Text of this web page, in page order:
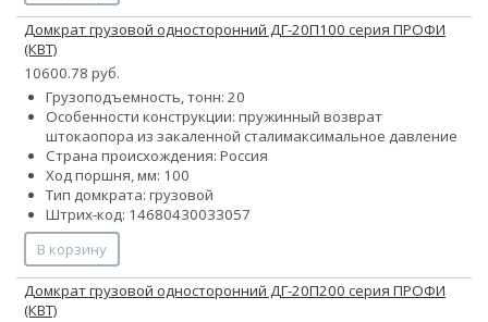
Домкрат грузовой односторонний ДГ-20П100 серия ПРОФИ
(КВТ)
10600.78 руб.
Грузоподъемность, тонн: 20
Особенности конструкции: пружинный возврат
штокаопора из закаленной сталимаксимальное давление
Страна происхождения: Россия
Ход поршня, мм: 100
Тип домкрата: грузовой
Штрих-код: 14680430033057
В корзину
Домкрат грузовой односторонний ДГ-20П200 серия ПРОФИ
(КВТ)